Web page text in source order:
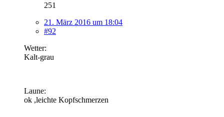
251
21. März 2016 um 18:04
#92
Wetter:
Kalt-grau
Laune:
ok ,leichte Kopfschmerzen